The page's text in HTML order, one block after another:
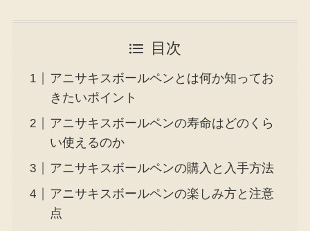
目次
アニサキスボールペンとは何か知ってお
きたいポイント
アニサキスボールペンの寿命はどのくら
い使えるのか
アニサキスボールペンの購入と入手方法
アニサキスボールペンの楽しみ方と注意
点